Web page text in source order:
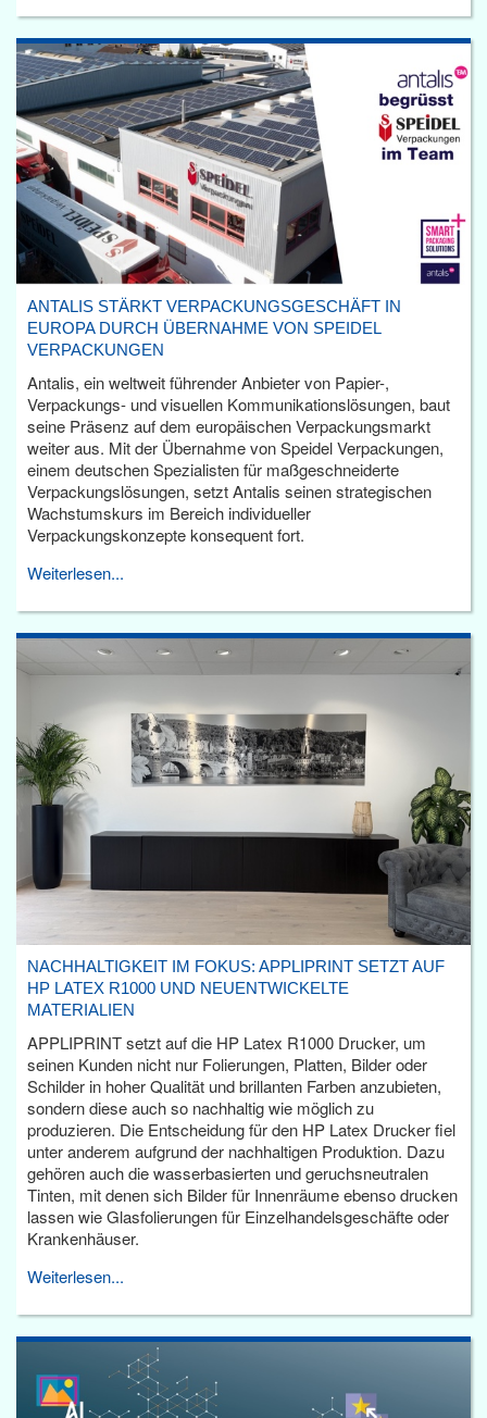
ANTALIS STÄRKT VERPACKUNGSGESCHÄFT IN
EUROPA DURCH ÜBERNAHME VON SPEIDEL
VERPACKUNGEN
Antalis, ein weltweit führender Anbieter von Papier-,
Verpackungs- und visuellen Kommunikationslösungen, baut
seine Präsenz auf dem europäischen Verpackungsmarkt
weiter aus. Mit der Übernahme von Speidel Verpackungen,
einem deutschen Spezialisten für maßgeschneiderte
Verpackungslösungen, setzt Antalis seinen strategischen
Wachstumskurs im Bereich individueller
Verpackungskonzepte konsequent fort.
Weiterlesen...
NACHHALTIGKEIT IM FOKUS: APPLIPRINT SETZT AUF
HP LATEX R1000 UND NEUENTWICKELTE
MATERIALIEN
APPLIPRINT setzt auf die HP Latex R1000 Drucker, um
seinen Kunden nicht nur Folierungen, Platten, Bilder oder
Schilder in hoher Qualität und brillanten Farben anzubieten,
sondern diese auch so nachhaltig wie möglich zu
produzieren. Die Entscheidung für den HP Latex Drucker fiel
unter anderem aufgrund der nachhaltigen Produktion. Dazu
gehören auch die wasserbasierten und geruchsneutralen
Tinten, mit denen sich Bilder für Innenräume ebenso drucken
lassen wie Glasfolierungen für Einzelhandelsgeschäfte oder
Krankenhäuser.
Weiterlesen...